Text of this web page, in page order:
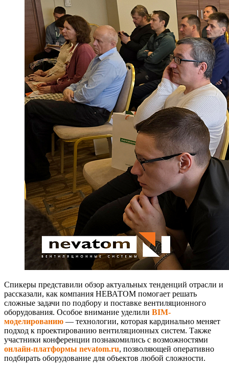
Спикеры представили обзор актуальных тенденций отрасли и
рассказали, как компания НЕВАТОМ помогает решать
сложные задачи по подбору и поставке вентиляционного
оборудования. Особое внимание уделили BIM-
моделированию — технологии, которая кардинально меняет
подход к проектированию вентиляционных систем. Также
участники конференции познакомились с возможностями
онлайн-платформы nevatom.ru, позволяющей оперативно
подбирать оборудование для объектов любой сложности.